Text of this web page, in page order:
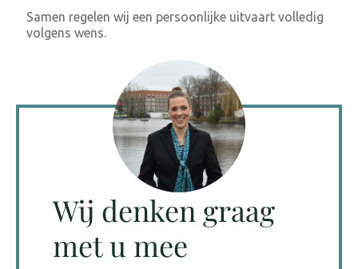
Samen regelen wij een persoonlijke uitvaart volledig
volgens wens.
Wij denken graag
met u mee